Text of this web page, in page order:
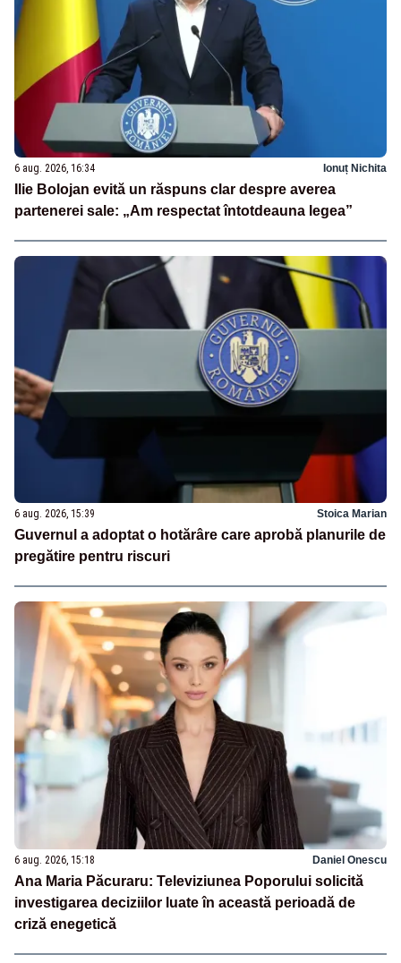
6 aug. 2026, 16:34 Ionuț Nichita
Ilie Bolojan evită un răspuns clar despre averea
partenerei sale: „Am respectat întotdeauna legea”
6 aug. 2026, 15:39 Stoica Marian
Guvernul a adoptat o hotărâre care aprobă planurile de
pregătire pentru riscuri
6 aug. 2026, 15:18 Daniel Onescu
Ana Maria Păcuraru: Televiziunea Poporului solicită
investigarea deciziilor luate în această perioadă de
criză enegetică